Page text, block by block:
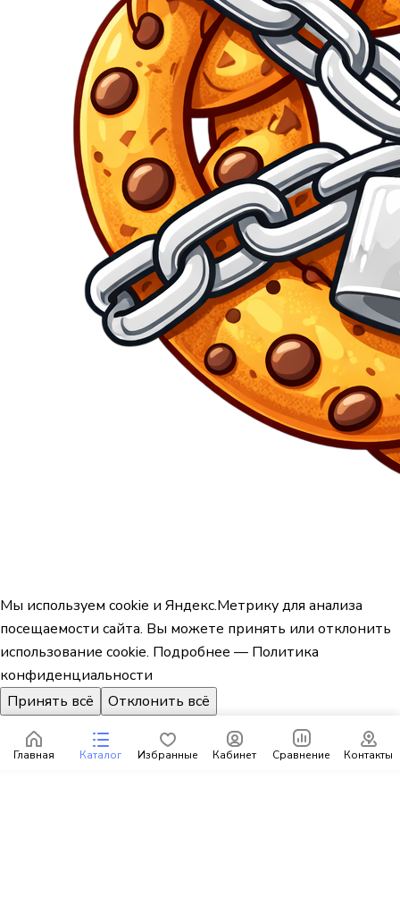
Главная Каталог Избранные Кабинет Сравнение Контакты
Мы используем cookie и Яндекс.Метрику для анализа
посещаемости сайта. Вы можете принять или отклонить
использование cookie. Подробнее — Политика
конфиденциальности
Принять всё
Отклонить всё